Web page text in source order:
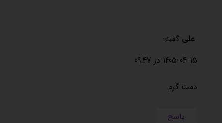
علی گفت:
1405-04-15 در 09:47
دمت گرم
پاسخ